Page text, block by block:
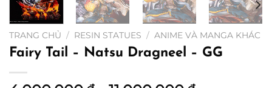
TRANG CHỦ / RESIN STATUES / ANIME VÀ MANGA KHÁC
Fairy Tail – Natsu Dragneel – GG